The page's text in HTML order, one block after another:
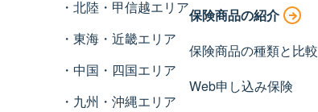
北陸・甲信越エリア
東海・近畿エリア
中国・四国エリア
九州・沖縄エリア
保険商品の紹介
保険商品の種類と比較
Web申し込み保険